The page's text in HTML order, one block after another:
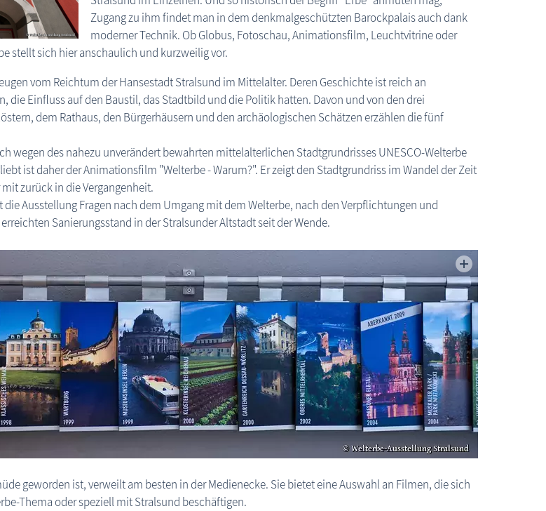
Zugang zu ihm findet man in dem denkmalgeschützten Barockpalais auch dank
moderner Technik. Ob Globus, Fotoschau, Animationsfilm, Leuchtvitrine oder
stellt sich hier anschaulich und kurzweilig vor.
vom Reichtum der Hansestadt Stralsund im Mittelalter. Deren Geschichte ist reich an
die Einfluss auf den Baustil, das Stadtbild und die Politik hatten. Davon und von den drei
dem Rathaus, den Bürgerhäusern und den archäologischen Schätzen erzählen die fünf
wegen des nahezu unverändert bewahrten mittelalterlichen Stadtgrundrisses UNESCO-Welterbe
ist daher der Animationsfilm "Welterbe - Warum?". Er zeigt den Stadtgrundriss im Wandel der Zeit
zurück in die Vergangenheit.
Ausstellung Fragen nach dem Umgang mit dem Welterbe, nach den Verpflichtungen und
Sanierungsstand in der Stralsunder Altstadt seit der Wende.
geworden ist, verweilt am besten in der Medienecke. Sie bietet eine Auswahl an Filmen, die sich
Thema oder speziell mit Stralsund beschäftigen.